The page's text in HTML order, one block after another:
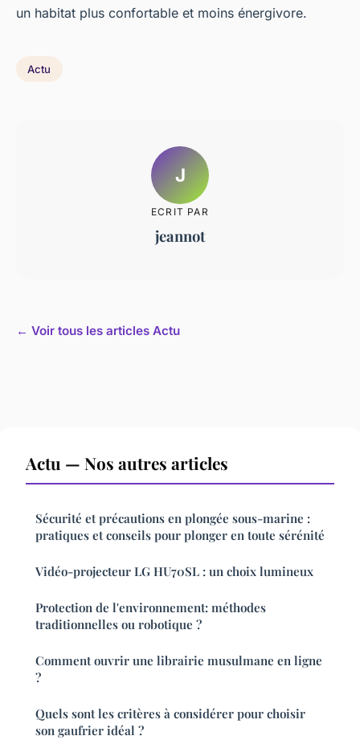
un habitat plus confortable et moins énergivore.
Actu
J
ECRIT PAR
jeannot
← Voir tous les articles Actu
Actu — Nos autres articles
Sécurité et précautions en plongée sous-marine :
pratiques et conseils pour plonger en toute sérénité
Vidéo-projecteur LG HU70SL : un choix lumineux
Protection de l'environnement: méthodes
traditionnelles ou robotique ?
Comment ouvrir une librairie musulmane en ligne
?
Quels sont les critères à considérer pour choisir
son gaufrier idéal ?